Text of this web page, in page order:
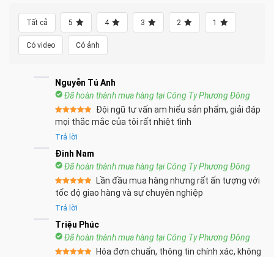
Tất cả 5 4 3 2 1
Có video Có ảnh
Nguyễn Tú Anh
Đã hoàn thành mua hàng tại Công Ty Phương Đông
Được xếp
hạng 5 5
sao
Đội ngũ tư vấn am hiểu sản phẩm, giải đáp
mọi thắc mắc của tôi rất nhiệt tình
Trả lời
Đinh Nam
Đã hoàn thành mua hàng tại Công Ty Phương Đông
Được xếp
hạng55
sao
Lần đầu mua hàng nhưng rất ấn tượng với
tốc độ giao hàng và sự chuyên nghiệp
Trả lời
Triệu Phúc
Đã hoàn thành mua hàng tại Công Ty Phương Đông
Hóa đơn chuẩn, thông tin chính xác, không